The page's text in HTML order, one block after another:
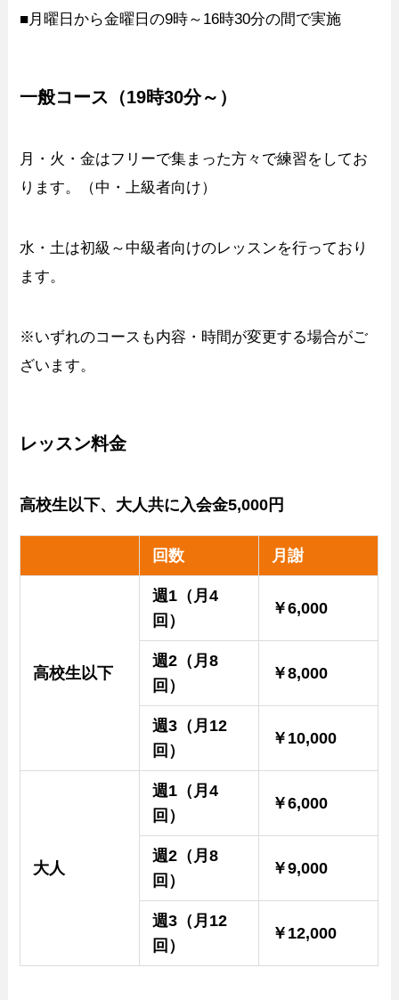
■月曜日から金曜日の9時～16時30分の間で実施
一般コース（19時30分～）
月・火・金はフリーで集まった方々で練習をしてお
ります。（中・上級者向け）
水・土は初級～中級者向けのレッスンを行っており
ます。
※いずれのコースも内容・時間が変更する場合がご
ざいます。
レッスン料金
高校生以下、大人共に入会金5,000円
回数 月謝
高校生以下
週1（月4
回）
￥6,000
週2（月8
回）
￥8,000
週3（月12
回）
￥10,000
大人
週1（月4
回）
￥6,000
週2（月8
回）
￥9,000
週3（月12
回）
￥12,000